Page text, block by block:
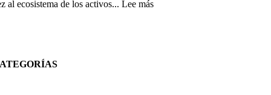
al ecosistema de los activos...Lee más: